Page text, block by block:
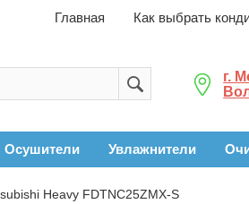
Главная Как выбрать
г.
Осушители Увлажнители
Heavy FDTNC25ZMX-S